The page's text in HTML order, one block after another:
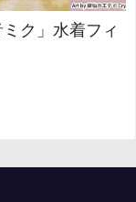
ク」水着フィ